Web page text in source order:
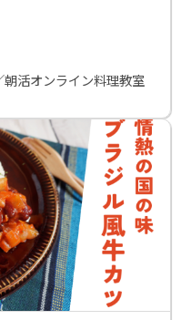
活オンライン料理教室